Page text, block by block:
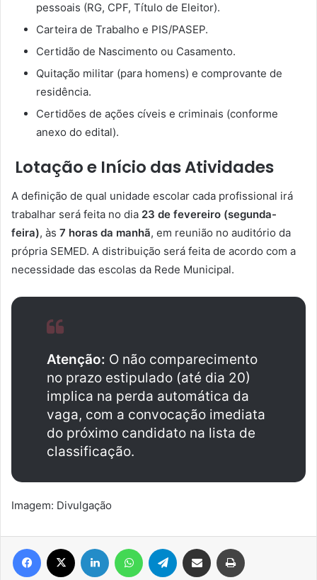
pessoais (RG, CPF, Título de Eleitor).
Carteira de Trabalho e PIS/PASEP.
Certidão de Nascimento ou Casamento.
Quitação militar (para homens) e comprovante de
residência.
Certidões de ações cíveis e criminais (conforme
anexo do edital).
Lotação e Início das Atividades
A definição de qual unidade escolar cada profissional irá
trabalhar será feita no dia 23 de fevereiro (segunda-
feira), às 7 horas da manhã, em reunião no auditório da
própria SEMED. A distribuição será feita de acordo com a
necessidade das escolas da Rede Municipal.
Atenção: O não comparecimento
no prazo estipulado (até dia 20)
implica na perda automática da
vaga, com a convocação imediata
do próximo candidato na lista de
classificação.
Imagem: Divulgação
Facebook Linkedin WhatsAppTelegram Compartilhar via e-mail